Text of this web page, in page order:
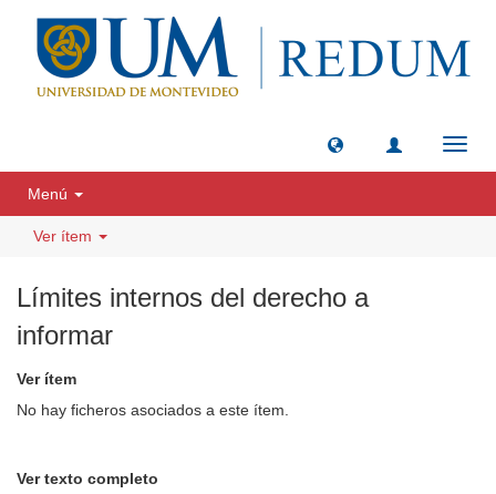
Menú
Ver ítem
Límites internos del derecho a
informar
Ver ítem
No hay ficheros asociados a este ítem.
Ver texto completo